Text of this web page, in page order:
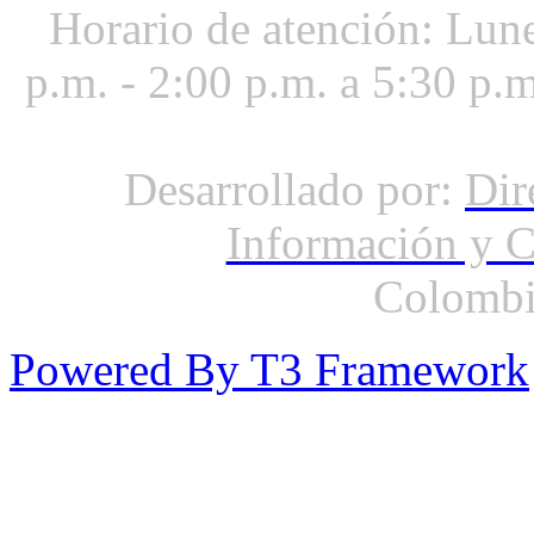
Horario de atención:
p.m. - 2:00 p.m. a 5:30
Desarrollado por:
Información y
Powered By T3 Framework